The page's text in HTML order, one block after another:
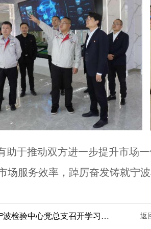
助于推动双方进一步提升市场
场服务效率，踔厉奋发铸就宁
昂扬志气 奋楫笃行|宁波检验中心党总支召开学习中汽中心第二次党代会精神落实部署会 返